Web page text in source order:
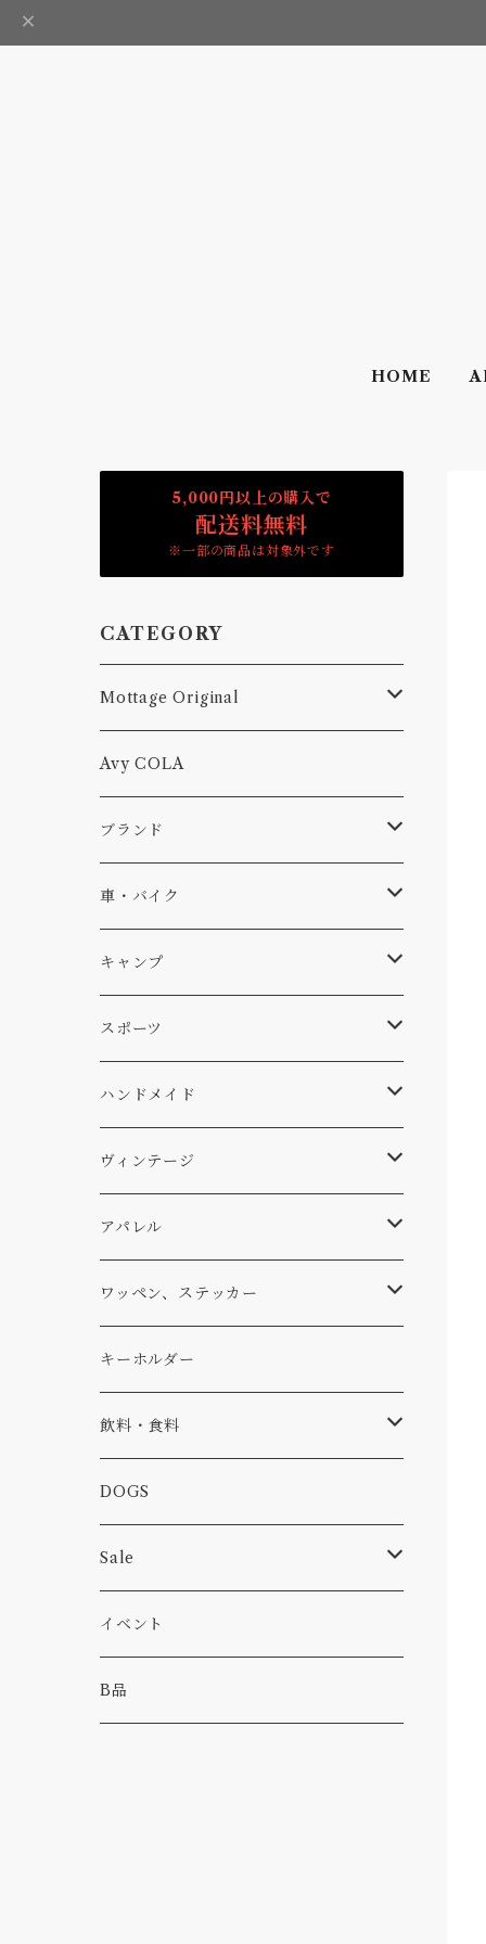
HOME
5,000円以上の購入で
配送料無料
※一部の商品は対象外です
CATEGORY
Mottage Original
Tシャツ
キャップ、ニット
ソックス
雑貨
ステッカー
バッグ
パンツ
パーカー・トレーナー
アウター
コラボ
食品
Avy COLA
ブランド
Db
サーフ
スキー
A-Frame
DOGS
WEAR
Four My Self
Ten
アメリカ軍払い下げ
...mura
車・バイク
車外
マット、シート
エアフレッシュナー
小物
ヘルメット
キャンプ
ファニチャー
キッチン
スリーピング
小物
コーヒー
焚き火
スポーツ
サーフ
スキー
ハンドメイド
ステッカー
ワッペン
小物
ヴィンテージ
ワッペン
ステッカー
小物
バイク
カー
アパレル
Tシャツ
キャップ、ニット
バッグ
小物
パンツ
パーカー・トレーナー
ワッペン、ステッカー
ワッペン
ステッカー
ピン
キーホルダー
飲料・食料
コーヒー
食べ物
DOGS
Sale
カー
キャンプ
イベント
B品